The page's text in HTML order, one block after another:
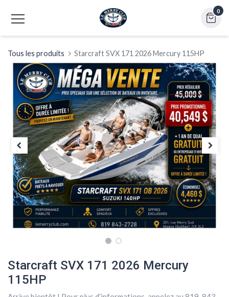
0
Tous les produits Starcraft SVX 171 2026 Mercury 115HP
Starcraft SVX 171 2026 Mercury
115HP